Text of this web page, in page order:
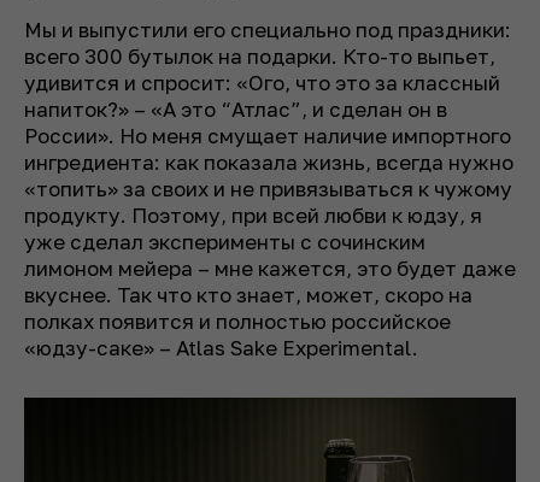
Мы и выпустили его специально под праздники:
всего 300 бутылок на подарки. Кто-то выпьет,
удивится и спросит: «Ого, что это за классный
напиток?» – «А это “Атлас”, и сделан он в
России». Но меня смущает наличие импортного
ингредиента: как показала жизнь, всегда нужно
«топить» за своих и не привязываться к чужому
продукту. Поэтому, при всей любви к юдзу, я
уже сделал эксперименты с сочинским
лимоном мейера – мне кажется, это будет даже
вкуснее. Так что кто знает, может, скоро на
полках появится и полностью российское
«юдзу-саке» – Atlas Sake Experimental.